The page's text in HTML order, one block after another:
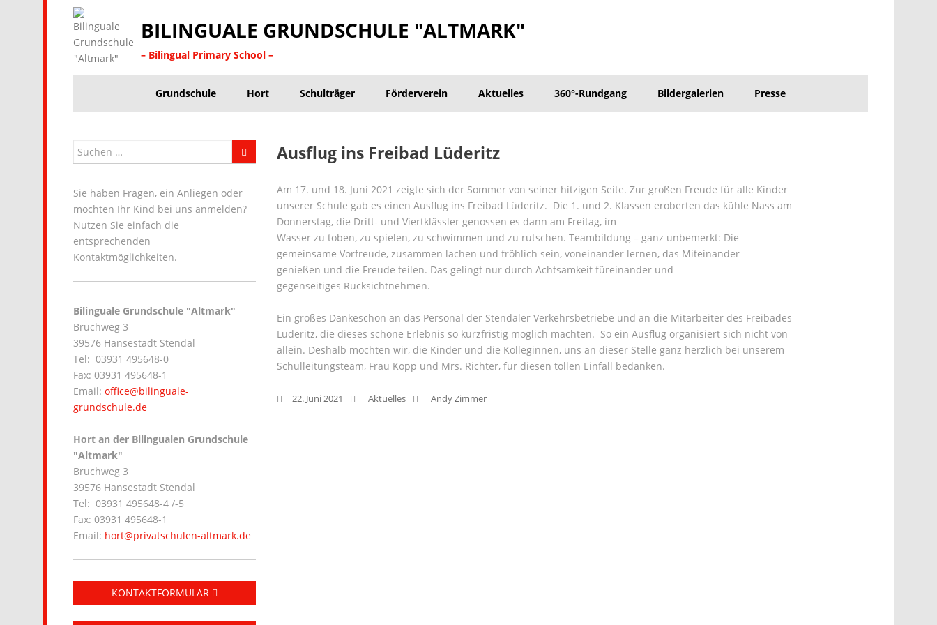
BILINGUALE GRUNDSCHULE "ALTMARK"
– Bilingual Primary School –
Grundschule Hort Schulträger Förderverein Aktuelles 360°-Rundgang Bildergalerien Presse
Sie haben Fragen, ein Anliegen oder
möchten Ihr Kind bei uns anmelden?
Nutzen Sie einfach die
entsprechenden
Kontaktmöglichkeiten.
Bilinguale Grundschule "Altmark"
Bruchweg 3
39576 Hansestadt Stendal
Tel: 03931 495648-0
Fax: 03931 495648-1
Email: office@bilinguale-
grundschule.de
Hort an der Bilingualen Grundschule
"Altmark"
Bruchweg 3
39576 Hansestadt Stendal
Tel: 03931 495648-4 /-5
Fax: 03931 495648-1
Email: hort@privatschulen-altmark.de
KONTAKTFORMULAR
Ausflug ins Freibad Lüderitz
Am 17. und 18. Juni 2021 zeigte sich der Sommer von seiner hitzigen Seite. Zur großen Freude für alle Kinder
unserer Schule gab es einen Ausflug ins Freibad Lüderitz. Die 1. und 2. Klassen eroberten das kühle Nass am
Donnerstag, die Dritt- und Viertklässler genossen es dann am Freitag, im
Wasser zu toben, zu spielen, zu schwimmen und zu rutschen. Teambildung – ganz unbemerkt: Die
gemeinsame Vorfreude, zusammen lachen und fröhlich sein, voneinander lernen, das Miteinander
genießen und die Freude teilen. Das gelingt nur durch Achtsamkeit füreinander und
gegenseitiges Rücksichtnehmen.
Ein großes Dankeschön an das Personal der Stendaler Verkehrsbetriebe und an die Mitarbeiter des Freibades
Lüderitz, die dieses schöne Erlebnis so kurzfristig möglich machten. So ein Ausflug organisiert sich nicht von
allein. Deshalb möchten wir, die Kinder und die Kolleginnen, uns an dieser Stelle ganz herzlich bei unserem
Schulleitungsteam, Frau Kopp und Mrs. Richter, für diesen tollen Einfall bedanken.
22. Juni 2021 Aktuelles Andy Zimmer